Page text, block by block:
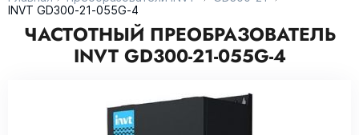
INVT GD300-21-055G-4
ЧАСТОТНЫЙ ПРЕОБРАЗОВАТЕЛЬ
INVT GD300-21-055G-4